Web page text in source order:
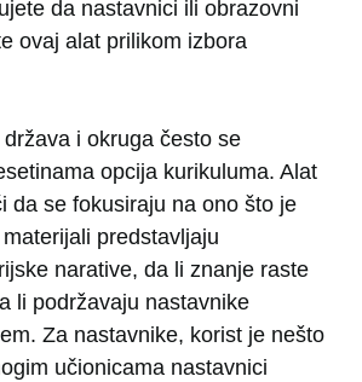
da nastavnici ili obrazovni
ovaj alat prilikom izbora
država i okruga često se
opcija kurikuluma. Alat
da se fokusiraju na ono što je
predstavljaju
narative, da li znanje raste
li podržavaju nastavnike
Za nastavnike, korist je nešto
učionicama nastavnici